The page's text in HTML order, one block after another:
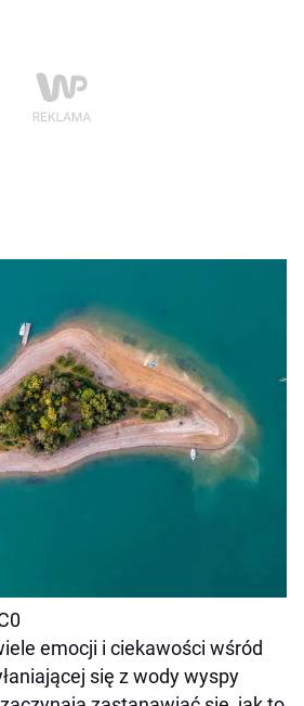
emocji i ciekawości wśród
się z wody wyspy